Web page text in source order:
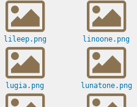
lileep.png linoone.png
lugia.png lunatone.png